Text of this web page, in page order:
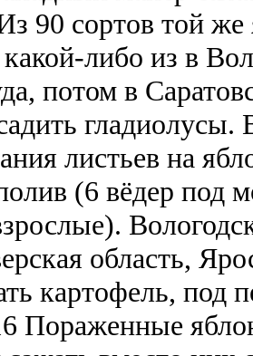
90 сортов той
какой-либо из в
потом в
гладиолусы.
листьев на
(6 вёдер под
область,
картофель, под
Пораженные